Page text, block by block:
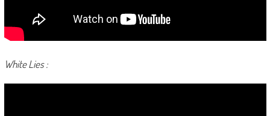
White Lies :